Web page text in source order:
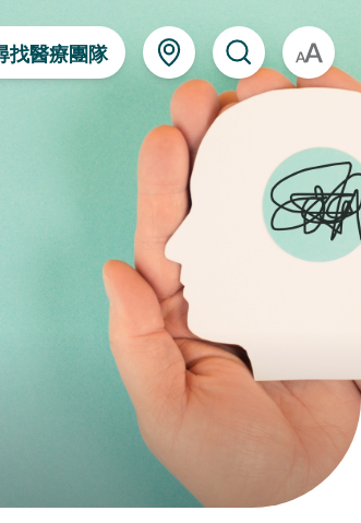
找醫療團隊